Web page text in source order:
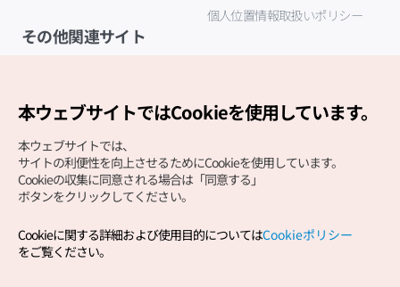
個人位置情報取扱いポリシー
その他関連サイト
Copyright (c) Korea Tourism Organization All Rights
本ウェブサイトではCookieを使用しています。
本ウェブサイトでは、
サイトの利便性を向上させるためにCookieを使用しています。
Cookieの収集に同意される場合は「同意する」
ボタンをクリックしてください。
Cookieに関する詳細および使用目的についてはCookieポリシー
をご覧ください。